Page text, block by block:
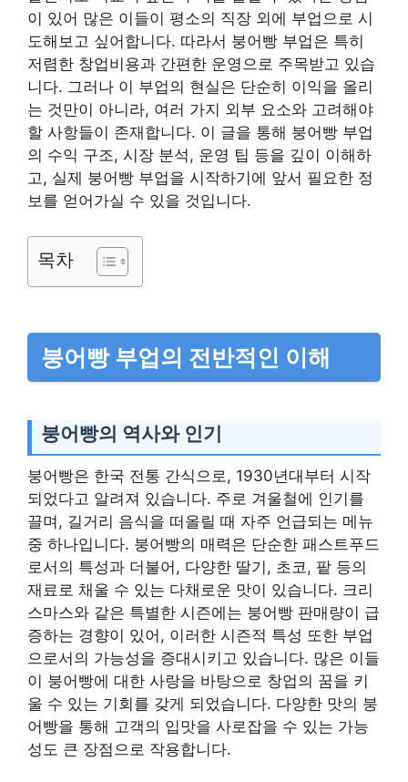
이 있어 많은 이들이 평소의 직장 외에 부업으로 시
도해보고 싶어합니다. 따라서 붕어빵 부업은 특히
저렴한 창업비용과 간편한 운영으로 주목받고 있습
니다. 그러나 이 부업의 현실은 단순히 이익을 올리
는 것만이 아니라, 여러 가지 외부 요소와 고려해야
할 사항들이 존재합니다. 이 글을 통해 붕어빵 부업
의 수익 구조, 시장 분석, 운영 팁 등을 깊이 이해하
고, 실제 붕어빵 부업을 시작하기에 앞서 필요한 정
보를 얻어가실 수 있을 것입니다.
목차
붕어빵 부업의 전반적인 이해
붕어빵의 역사와 인기
붕어빵은 한국 전통 간식으로, 1930년대부터 시작
되었다고 알려져 있습니다. 주로 겨울철에 인기를
끌며, 길거리 음식을 떠올릴 때 자주 언급되는 메뉴
중 하나입니다. 붕어빵의 매력은 단순한 패스트푸드
로서의 특성과 더불어, 다양한 딸기, 초코, 팥 등의
재료로 채울 수 있는 다채로운 맛이 있습니다. 크리
스마스와 같은 특별한 시즌에는 붕어빵 판매량이 급
증하는 경향이 있어, 이러한 시즌적 특성 또한 부업
으로서의 가능성을 증대시키고 있습니다. 많은 이들
이 붕어빵에 대한 사랑을 바탕으로 창업의 꿈을 키
울 수 있는 기회를 갖게 되었습니다. 다양한 맛의 붕
어빵을 통해 고객의 입맛을 사로잡을 수 있는 가능
성도 큰 장점으로 작용합니다.